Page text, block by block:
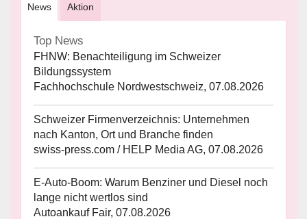
News Aktion
Top News
FHNW: Benachteiligung im Schweizer
Bildungssystem
Fachhochschule Nordwestschweiz, 07.08.2026
Schweizer Firmenverzeichnis: Unternehmen
nach Kanton, Ort und Branche finden
swiss-press.com / HELP Media AG, 07.08.2026
E-Auto-Boom: Warum Benziner und Diesel noch
lange nicht wertlos sind
Autoankauf Fair, 07.08.2026